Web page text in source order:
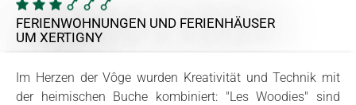
FERIENWOHNUNGEN UND FERIENHÄUSER
UM XERTIGNY
Im Herzen der Vôge wurden Kreativität und Technik mit
der heimischen Buche kombiniert: "Les Woodies" sind